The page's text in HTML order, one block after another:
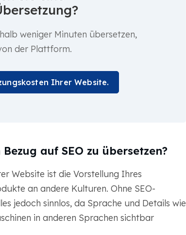
weniger Minuten übersetzen,
der Plattform.
Ihrer Website.
auf SEO zu übersetzen?
Website ist die Vorstellung Ihres
an andere Kulturen. Ohne SEO-
jedoch sinnlos, da Sprache und Details wie
in anderen Sprachen sichtbar